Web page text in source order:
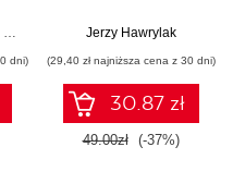
dni)
Jerzy Hawrylak
(29,40 zł najniższa cena z 30 dni)
30.87 zł
49.00zł (-37%)